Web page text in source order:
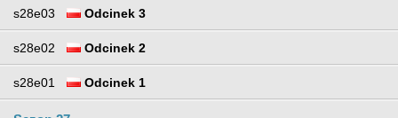
s28e03 Odcinek 3
s28e02 Odcinek 2
s28e01 Odcinek 1